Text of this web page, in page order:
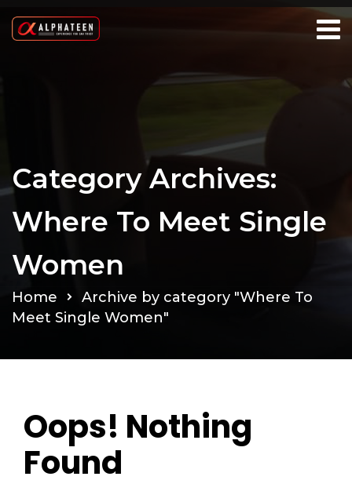
Category Archives:
Where To Meet Single
Women
Home
Archive by category "Where To
Meet Single Women"
Oops! Nothing
Found